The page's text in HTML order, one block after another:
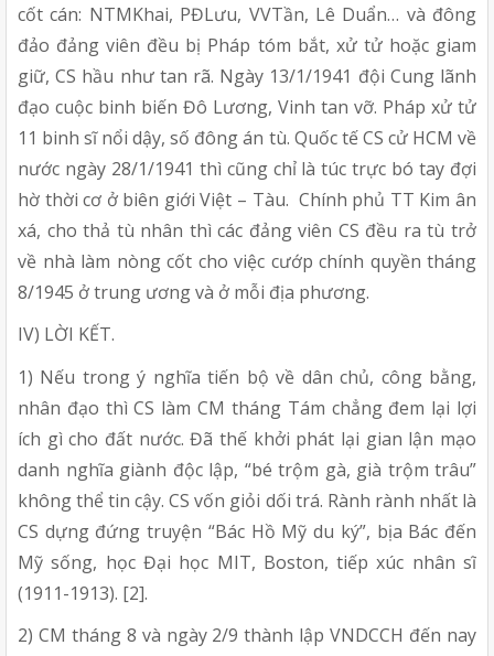
cốt cán: NTMKhai, PĐLưu, VVTần, Lê Duẩn… và đông
đảo đảng viên đều bị Pháp tóm bắt, xử tử hoặc giam
giữ, CS hầu như tan rã. Ngày 13/1/1941 đội Cung lãnh
đạo cuộc binh biến Đô Lương, Vinh tan vỡ. Pháp xử tử
11 binh sĩ nổi dậy, số đông án tù. Quốc tế CS cử HCM về
nước ngày 28/1/1941 thì cũng chỉ là túc trực bó tay đợi
hờ thời cơ ở biên giới Việt – Tàu. Chính phủ TT Kim ân
xá, cho thả tù nhân thì các đảng viên CS đều ra tù trở
về nhà làm nòng cốt cho việc cướp chính quyền tháng
8/1945 ở trung ương và ở mỗi địa phương.
IV) LỜI KẾT.
1) Nếu trong ý nghĩa tiến bộ về dân chủ, công bằng,
nhân đạo thì CS làm CM tháng Tám chẳng đem lại lợi
ích gì cho đất nước. Đã thế khởi phát lại gian lận mạo
danh nghĩa giành độc lập, “bé trộm gà, già trộm trâu”
không thể tin cậy. CS vốn giỏi dối trá. Rành rành nhất là
CS dựng đứng truyện “Bác Hồ Mỹ du ký”, bịa Bác đến
Mỹ sống, học Đại học MIT, Boston, tiếp xúc nhân sĩ
(1911-1913). [2].
2) CM tháng 8 và ngày 2/9 thành lập VNDCCH đến nay